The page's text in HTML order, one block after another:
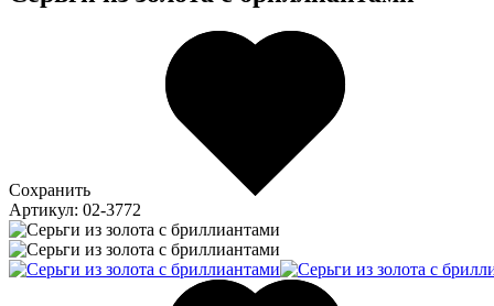
Сохранить
Артикул: 02-3772